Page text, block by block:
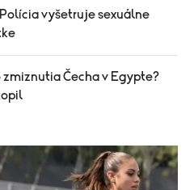
vyšetruje sexuálne
Čecha v Egypte?